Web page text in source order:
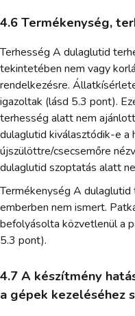
4.6 Termékenység,
Terhesség A dulaglutid
tekintetében nem vagy
rendelkezésre.
igazoltak (lásd 5.3 pont).
terhesség alatt nem
dulaglutid kiválasztódik-e a
újszülöttre/csecsemőre
dulaglutid szoptatás alatt
Termékenység A
emberben nem ismert.
befolyásolta közvetlenül a
5.3 pont).
4.7 A készítmény
a gépek kezeléséhez